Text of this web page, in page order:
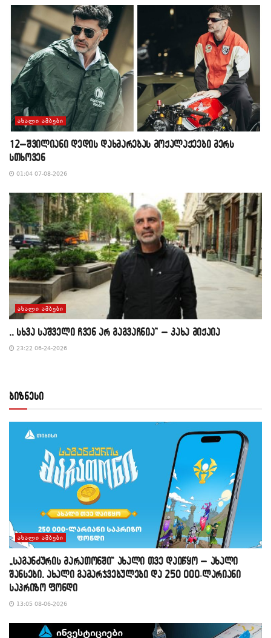
ᲐᲮᲐᲚᲘ ᲐᲛᲑᲔᲑᲘ
12–შვილიანი დედის დახმარებას მოქალაქეები მერს
სთხოვენ
01:04 07-08-2026
ᲐᲮᲐᲚᲘ ᲐᲛᲑᲔᲑᲘ
,, სხვა საშველი ჩვენ არ გაგვაჩნია” – კახა მიქაია
23:22 06-24-2026
ბიზნესი
ᲐᲮᲐᲚᲘ ᲐᲛᲑᲔᲑᲘ
„საგანძურის მარათონში“ ახალი თვე დაიწყო – ახალი
შანსები, ახალი გამარჯვებულები და 250 000-ლარიანი
საპრიზო ფონდი
13:05 08-06-2026